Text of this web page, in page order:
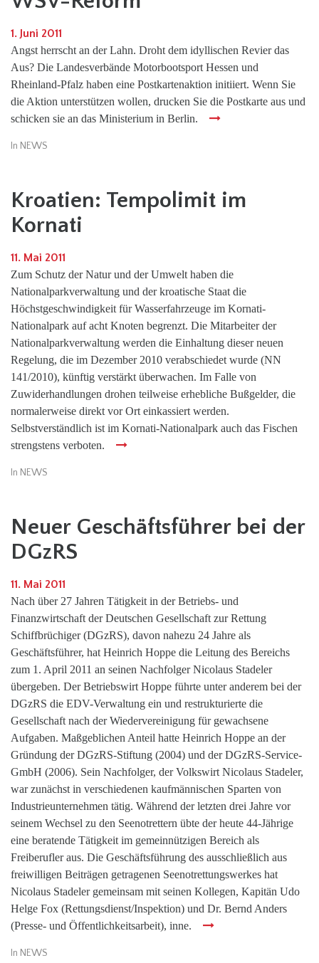
1. Juni 2011
Angst herrscht an der Lahn. Droht dem idyllischen Revier das
Aus? Die Landesverbände Motorbootsport Hessen und
Rheinland-Pfalz haben eine Postkartenaktion initiiert. Wenn Sie
die Aktion unterstützen wollen, drucken Sie die Postkarte aus und
schicken sie an das Ministerium in Berlin.
In NEWS
Kroatien: Tempolimit im
Kornati
11. Mai 2011
Zum Schutz der Natur und der Umwelt haben die
Nationalparkverwaltung und der kroatische Staat die
Höchstgeschwindigkeit für Wasserfahrzeuge im Kornati-
Nationalpark auf acht Knoten begrenzt. Die Mitarbeiter der
Nationalparkverwaltung werden die Einhaltung dieser neuen
Regelung, die im Dezember 2010 verabschiedet wurde (NN
141/2010), künftig verstärkt überwachen. Im Falle von
Zuwiderhandlungen drohen teilweise erhebliche Bußgelder, die
normalerweise direkt vor Ort einkassiert werden.
Selbstverständlich ist im Kornati-Nationalpark auch das Fischen
strengstens verboten.
In NEWS
Neuer Geschäftsführer bei der
DGzRS
11. Mai 2011
Nach über 27 Jahren Tätigkeit in der Betriebs- und
Finanzwirtschaft der Deutschen Gesellschaft zur Rettung
Schiffbrüchiger (DGzRS), davon nahezu 24 Jahre als
Geschäftsführer, hat Heinrich Hoppe die Leitung des Bereichs
zum 1. April 2011 an seinen Nachfolger Nicolaus Stadeler
übergeben. Der Betriebswirt Hoppe führte unter anderem bei der
DGzRS die EDV-Verwaltung ein und restrukturierte die
Gesellschaft nach der Wiedervereinigung für gewachsene
Aufgaben. Maßgeblichen Anteil hatte Heinrich Hoppe an der
Gründung der DGzRS-Stiftung (2004) und der DGzRS-Service-
GmbH (2006). Sein Nachfolger, der Volkswirt Nicolaus Stadeler,
war zunächst in verschiedenen kaufmännischen Sparten von
Industrieunternehmen tätig. Während der letzten drei Jahre vor
seinem Wechsel zu den Seenotrettern übte der heute 44-Jährige
eine beratende Tätigkeit im gemeinnützigen Bereich als
Freiberufler aus. Die Geschäftsführung des ausschließlich aus
freiwilligen Beiträgen getragenen Seenotrettungswerkes hat
Nicolaus Stadeler gemeinsam mit seinen Kollegen, Kapitän Udo
Helge Fox (Rettungsdienst/Inspektion) und Dr. Bernd Anders
(Presse- und Öffentlichkeitsarbeit), inne.
In NEWS